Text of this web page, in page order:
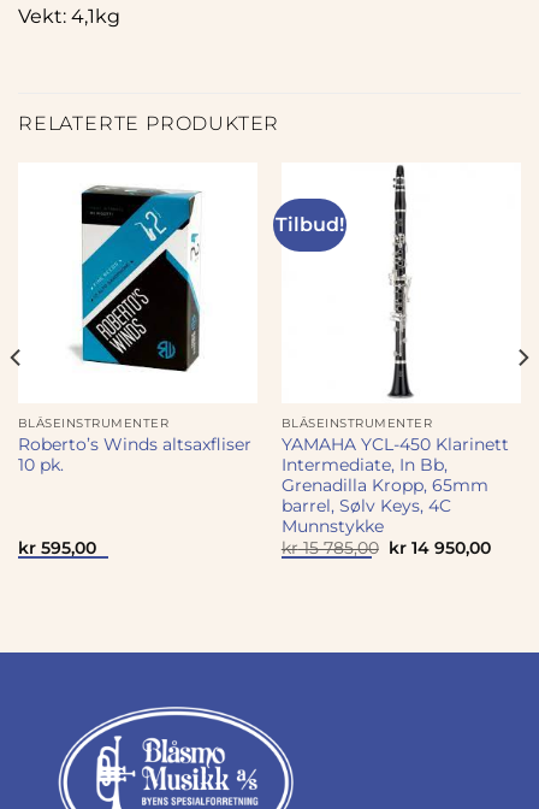
Vekt: 4,1kg
RELATERTE PRODUKTER
BLÅSEINSTRUMENTER
Roberto’s Winds altsaxfliser
10 pk.
kr595,00
Tilbud!
BLÅSEINSTRUMENTER
YAMAHA YCL-450 Klarinett
Intermediate, In Bb,
Grenadilla Kropp, 65mm
barrel, Sølv Keys, 4C
Munnstykke
kr15 785,00 Opprinnelig
kr14 950,00